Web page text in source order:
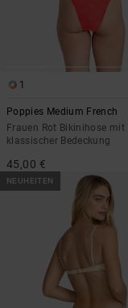
1
Poppies Medium French
Frauen Rot Bikinihose mit
klassischer Bedeckung
45,00 €
NEUHEITEN